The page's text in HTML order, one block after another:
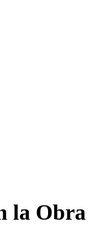
la Obra